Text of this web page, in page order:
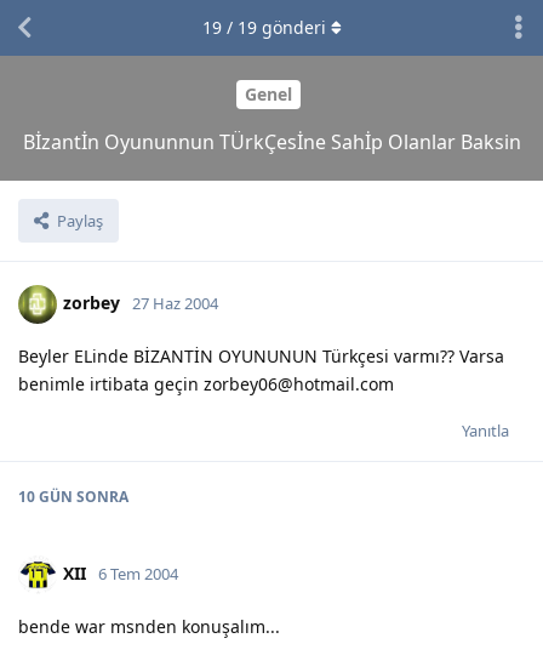
Genel
Bİzantİn Oyununnun TÜrkÇesİne Sahİp Olanlar Baksin
Paylaş
19/ 19gönderi
zorbey 27 Haz 2004
Beyler ELinde BİZANTİN OYUNUNUN Türkçesi varmı?? Varsa
benimle irtibata geçin zorbey06@hotmail.com
Yanıtla
10 GÜN SONRA
XII 6 Tem 2004
bende war msnden konuşalım...